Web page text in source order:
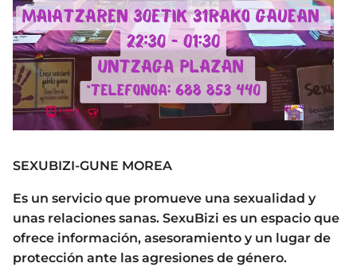
SEXUBIZI-GUNE MOREA
Es un servicio que promueve una sexualidad y
unas relaciones sanas. SexuBizi es un espacio que
ofrece información, asesoramiento y un lugar de
protección ante las agresiones de género.